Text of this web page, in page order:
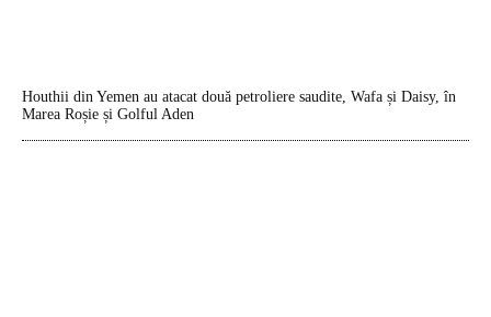
Houthii din Yemen au atacat două petroliere saudite, Wafa și Daisy, în
Marea Roșie și Golful Aden